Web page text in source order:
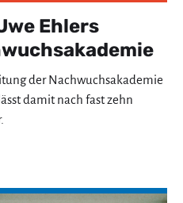
Ehlers
der Nachwuchsakademie
damit nach fast zehn